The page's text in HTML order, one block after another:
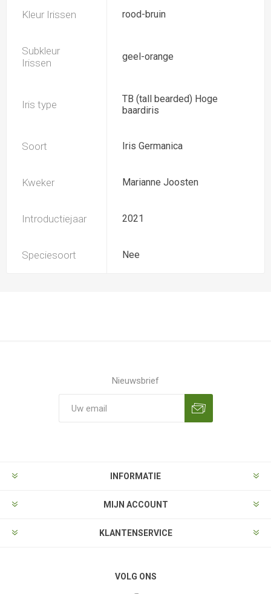
Kleur Irissen rood-bruin
Subkleur
Irissen
geel-orange
Iris type
TB (tall bearded) Hoge
baardiris
Soort Iris Germanica
Kweker Marianne Joosten
Introductiejaar 2021
Speciesoort Nee
Nieuwsbrief
INFORMATIE
MIJN ACCOUNT
KLANTENSERVICE
VOLG ONS